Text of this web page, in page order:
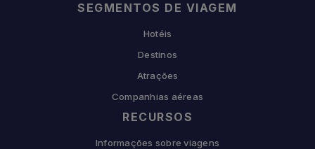
SEGMENTOS DE VIAGEM
Hotéis
Destinos
Atrações
Companhias aéreas
RECURSOS
Informações sobre viagens